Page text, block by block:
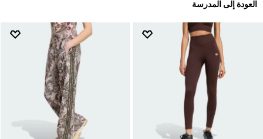
العودة إلى المدرسة